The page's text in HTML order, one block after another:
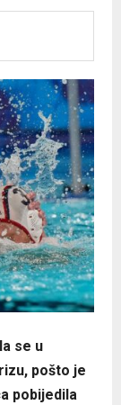
se u
pošto je
pobijedila